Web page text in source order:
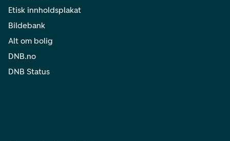
Etisk innholdsplakat
Bildebank
Alt om bolig
DNB.no
DNB Status